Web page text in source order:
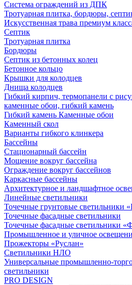
Система ограждений из ДПК
Тротуарная плитка, бордюры,
Искусственная трава премиум
Септик
Тротуарная плитка
Бордюры
Септик из бетонных колец
Бетонное кольцо
Крышки для колодцев
Днища колодцев
Гибкий кирпич, термопанели с
каменные обои, гибкий камень
Гибкий камень Каменные обои
Каменный скол
Варианты гибкого клинкера
Бассейны
Стационарный бассейн
Мощение вокруг бассейна
Ограждение вокруг бассейнов
Каркасные бассейны
Архитектурное и ландшафтное
Линейные светильники
Точечные грунтовые светильники
Точечные фасадные светильники
Точечные фасадные светильники
Промышленное и уличное
Прожекторы «Руслан»
Светильники НЛО
Универсальные промышленно-
светильники
PRO DESIGN